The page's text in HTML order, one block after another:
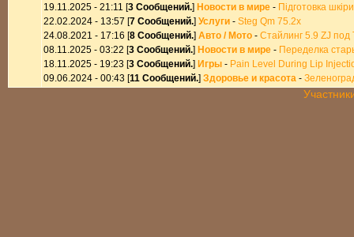
19.11.2025 - 21:11 [3 Сообщений.] Новости в мире - Підготовка
22.02.2024 - 13:57 [7 Сообщений.] Услуги - Steg Qm 75.2x
24.08.2021 - 17:16 [8 Сообщений.] Авто / Мото - Стайлинг 5.9 ZJ под
08.11.2025 - 03:22 [3 Сообщений.] Новости в мире - Переделка
18.11.2025 - 19:23 [3 Сообщений.] Игры - Pain Level During Lip
09.06.2024 - 00:43 [11 Сообщений.] Здоровье и красота -